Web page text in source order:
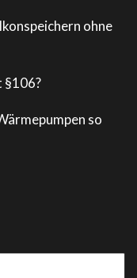
ohne
§106?
so